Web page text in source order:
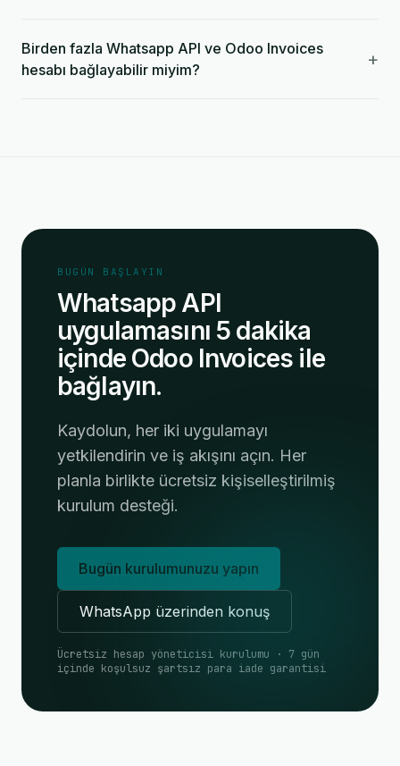
Birden fazla Whatsapp API ve Odoo Invoices
hesabı bağlayabilir miyim?
+
BUGÜN BAŞLAYIN
Whatsapp API
uygulamasını 5 dakika
içinde Odoo Invoices ile
bağlayın.
Kaydolun, her iki uygulamayı
yetkilendirin ve iş akışını açın. Her
planla birlikte ücretsiz kişiselleştirilmiş
kurulum desteği.
Bugün kurulumunuzu yapın
WhatsApp üzerinden konuş
Ücretsiz hesap yöneticisi kurulumu · 7 gün
içinde koşulsuz şartsız para iade garantisi